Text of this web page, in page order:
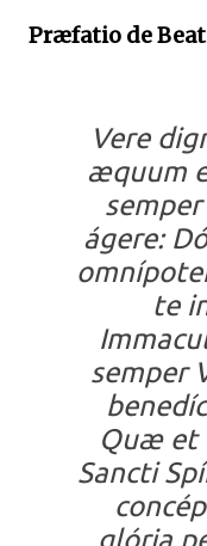
Præfatio de
Vere
æquum
ágere:
te
semper
Quæ et
Sancti
glória